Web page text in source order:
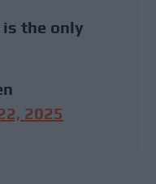
the only
2025